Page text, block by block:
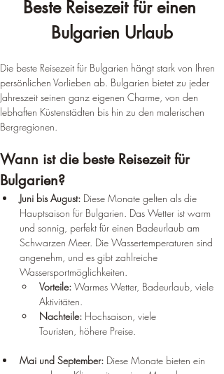
Beste Reisezeit für einen
Bulgarien Urlaub
Die beste Reisezeit für Bulgarien hängt stark von Ihren
persönlichen Vorlieben ab. Bulgarien bietet zu jeder
Jahreszeit seinen ganz eigenen Charme, von den
lebhaften Küstenstädten bis hin zu den malerischen
Bergregionen.
Wann ist die beste Reisezeit für
Bulgarien?
Juni bis August: Diese Monate gelten als die
Hauptsaison für Bulgarien. Das Wetter ist warm
und sonnig, perfekt für einen Badeurlaub am
Schwarzen Meer. Die Wassertemperaturen sind
angenehm, und es gibt zahlreiche
Wassersportmöglichkeiten.
Vorteile: Warmes Wetter, Badeurlaub, viele
Aktivitäten.
Nachteile: Hochsaison, viele
Touristen, höhere Preise.
Mai und September: Diese Monate bieten ein